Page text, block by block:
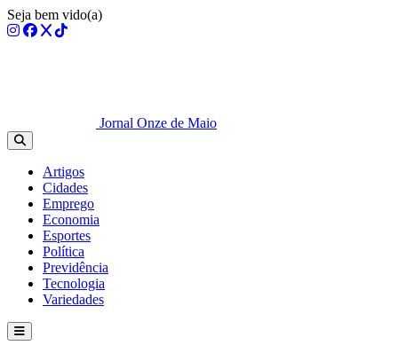
Seja bem vido(a)
Jornal Onze de Maio
Artigos
Cidades
Emprego
Economia
Esportes
Política
Previdência
Tecnologia
Variedades